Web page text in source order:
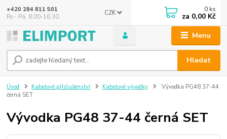
Menu
CZK
Hledat
+420 284 811 501
Po - Pá, 8:00-16:30
0 ks
za 0,00 Kč
Úvod Kabelové příslušenství Kabelové vývodky
Vývodka PG48 37-44
černá SET
Vývodka PG48 37-44 černá SET